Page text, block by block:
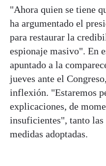
"Ahora quien se tiene
ha argumentado el
para restaurar la
espionaje masivo". En
apuntado a la
jueves ante el
inflexión. "Estaremos
explicaciones, de
insuficientes", tanto
medidas adoptadas.